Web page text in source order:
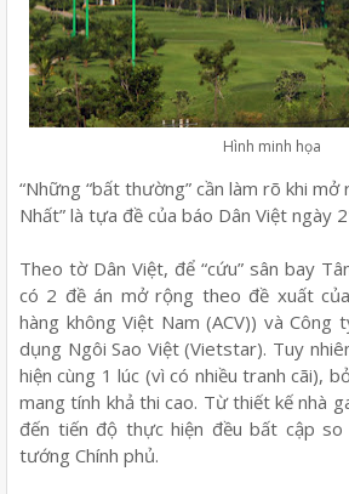
Hình minh họa
“Những “bất thường” cần làm rõ khi mở
Nhất” là tựa đề của báo Dân Việt ngày
Theo tờ Dân Việt, để “cứu” sân bay
có 2 đề án mở rộng theo đề xuất
hàng không Việt Nam (ACV)) và Công
dụng Ngôi Sao Việt (Vietstar). Tuy
hiện cùng 1 lúc (vì có nhiều tranh cãi),
mang tính khả thi cao. Từ thiết kế nhà
đến tiến độ thực hiện đều bất cập
tướng Chính phủ.